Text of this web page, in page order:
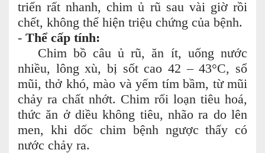
triển rất nhanh, chim ủ rũ sau vài giờ rồi
chết, không thể hiện triệu chứng của bệnh.
- Thể cấp tính:
Chim bồ câu ủ rũ, ăn ít, uống nước
nhiều, lông xù, bị sốt cao 42 – 43°C, sổ
mũi, thở khó, mào và yếm tím bầm, từ mũi
chảy ra chất nhớt. Chim rối loạn tiêu hoá,
thức ăn ở diều không tiêu, nhão ra do lên
men, khi dốc chim bệnh ngược thấy có
nước chảy ra.